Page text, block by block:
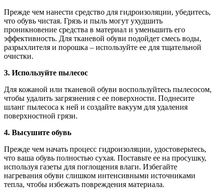
Прежде чем нанести средство для гидроизоляции, убедитесь,
что обувь чистая. Грязь и пыль могут ухудшить
проникновение средства в материал и уменьшить его
эффективность. Для тканевой обуви подойдет смесь воды,
разрыхлителя и порошка – используйте ее для тщательной
очистки.
3. Используйте пылесос
Для кожаной или тканевой обуви воспользуйтесь пылесосом,
чтобы удалить загрязнения с ее поверхности. Поднесите
шланг пылесоса к ней и создайте вакуум для удаления
поверхностной грязи.
4. Высушите обувь
Прежде чем начать процесс гидроизоляции, удостоверьтесь,
что ваша обувь полностью сухая. Поставьте ее на просушку,
используя газеты для поглощения влаги. Избегайте
нагревания обуви слишком интенсивными источниками
тепла, чтобы избежать повреждения материала.